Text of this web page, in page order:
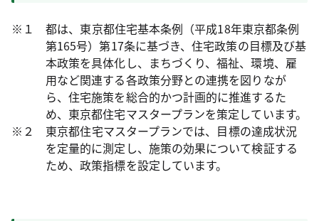
※１ 都は、東京都住宅基本条例（平成18年東京都条例
第165号）第17条に基づき、住宅政策の目標及び基
本政策を具体化し、まちづくり、福祉、環境、雇
用など関連する各政策分野との連携を図りなが
ら、住宅施策を総合的かつ計画的に推進するた
め、東京都住宅マスタープランを策定しています。
※２ 東京都住宅マスタープランでは、目標の達成状況
を定量的に測定し、施策の効果について検証する
ため、政策指標を設定しています。